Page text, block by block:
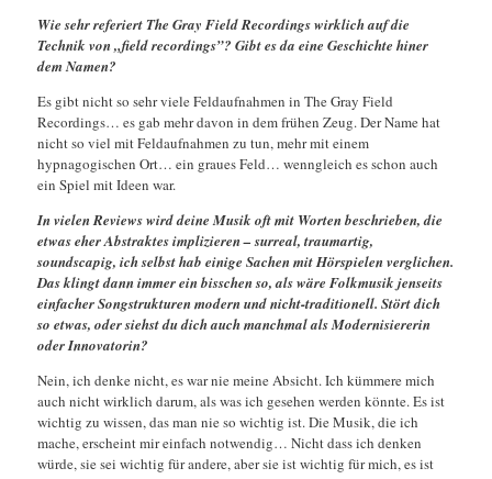
Wie sehr referiert The Gray Field Recordings wirklich auf die
Technik von „field recordings”? Gibt es da eine Geschichte hiner
dem Namen?
Es gibt nicht so sehr viele Feldaufnahmen in The Gray Field
Recordings… es gab mehr davon in dem frühen Zeug. Der Name hat
nicht so viel mit Feldaufnahmen zu tun, mehr mit einem
hypnagogischen Ort… ein graues Feld… wenngleich es schon auch
ein Spiel mit Ideen war.
In vielen Reviews wird deine Musik oft mit Worten beschrieben, die
etwas eher Abstraktes implizieren – surreal, traumartig,
soundscapig, ich selbst hab einige Sachen mit Hörspielen verglichen.
Das klingt dann immer ein bisschen so, als wäre Folkmusik jenseits
einfacher Songstrukturen modern und nicht-traditionell. Stört dich
so etwas, oder siehst du dich auch manchmal als Modernisiererin
oder Innovatorin?
Nein, ich denke nicht, es war nie meine Absicht. Ich kümmere mich
auch nicht wirklich darum, als was ich gesehen werden könnte. Es ist
wichtig zu wissen, das man nie so wichtig ist. Die Musik, die ich
mache, erscheint mir einfach notwendig… Nicht dass ich denken
würde, sie sei wichtig für andere, aber sie ist wichtig für mich, es ist